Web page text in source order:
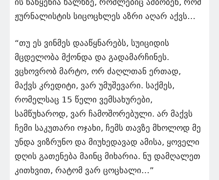
ჟურნალისტის სიცოცხლეს აზრი აღარ აქვს…
“თუ ეს ვინმეს დააწყნარებს, სუიციდის
მცდელობა მქონდა და გადამარჩინეს.
ვცხოვრობ მარტო, ორ ძაღლთან ერთად,
მაქვს კრედიტი, ვარ უმუშევარი. საქმეს,
რომელსაც 15 წელი ვემსახურები,
სამწუხაროდ, ვარ ჩამოშორებული. არ მაქვს
ჩემი საკუთარი ოჯახი, ჩემს თავზე მხოლოდ მე
უნდა ვიზრუნო და მიუხედავად ამისა, ყოველი
დღის გათენება მაინც მიხარია. ნუ დამღალეთ
კითხვით, რატომ ვარ ცოცხალი…”